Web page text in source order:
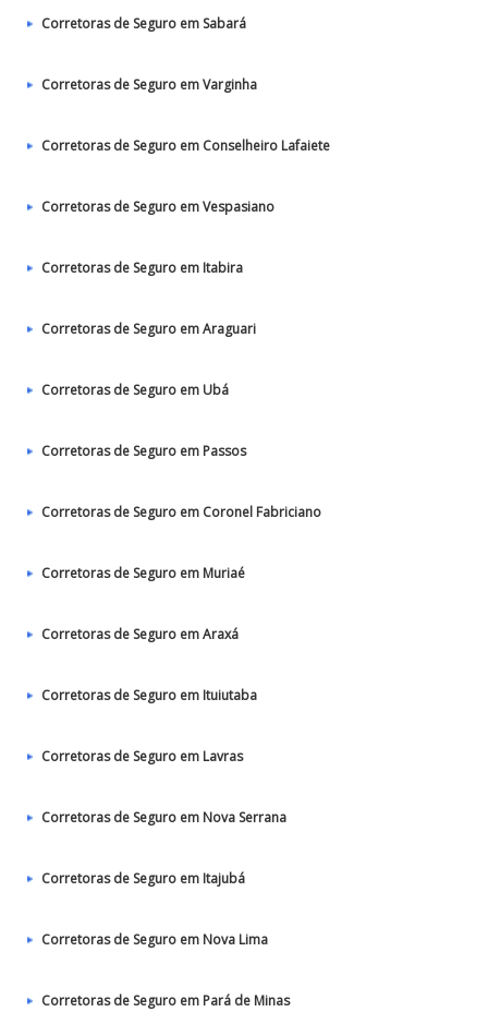
Corretoras de Seguro em Sabará
Corretoras de Seguro em Varginha
Corretoras de Seguro em Conselheiro Lafaiete
Corretoras de Seguro em Vespasiano
Corretoras de Seguro em Itabira
Corretoras de Seguro em Araguari
Corretoras de Seguro em Ubá
Corretoras de Seguro em Passos
Corretoras de Seguro em Coronel Fabriciano
Corretoras de Seguro em Muriaé
Corretoras de Seguro em Araxá
Corretoras de Seguro em Ituiutaba
Corretoras de Seguro em Lavras
Corretoras de Seguro em Nova Serrana
Corretoras de Seguro em Itajubá
Corretoras de Seguro em Nova Lima
Corretoras de Seguro em Pará de Minas